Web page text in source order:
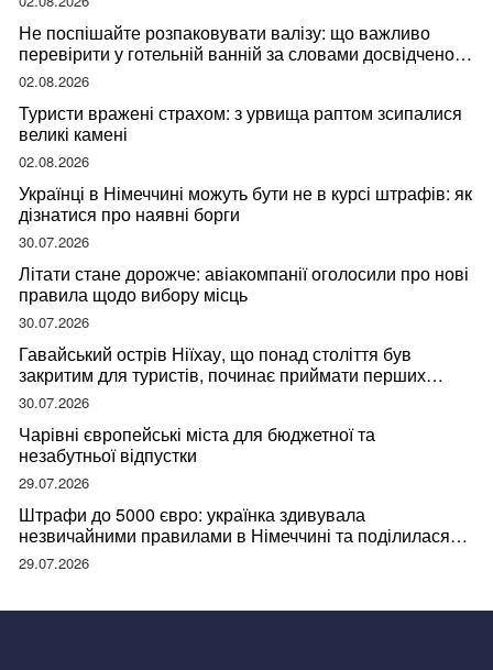
Не поспішайте розпаковувати валізу: що важливо
перевірити у готельній ванній за словами досвідченої
мандрівниці
02.08.2026
Туристи вражені страхом: з урвища раптом зсипалися
великі камені
02.08.2026
Українці в Німеччині можуть бути не в курсі штрафів: як
дізнатися про наявні борги
30.07.2026
Літати стане дорожче: авіакомпанії оголосили про нові
правила щодо вибору місць
30.07.2026
Гавайський острів Ніїхау, що понад століття був
закритим для туристів, починає приймати перших
відвідувачів
30.07.2026
Чарівні європейські міста для бюджетної та
незабутньої відпустки
29.07.2026
Штрафи до 5000 євро: українка здивувала
незвичайними правилами в Німеччині та поділилася
правдою
29.07.2026